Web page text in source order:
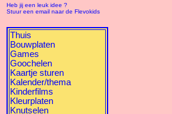
Heb jij een leuk idee ?
Stuur een email naar de Flevokids
Thuis
Bouwplaten
Games
Goochelen
Kaartje sturen
Kalender/thema
Kinderfilms
Kleurplaten
Knutselen